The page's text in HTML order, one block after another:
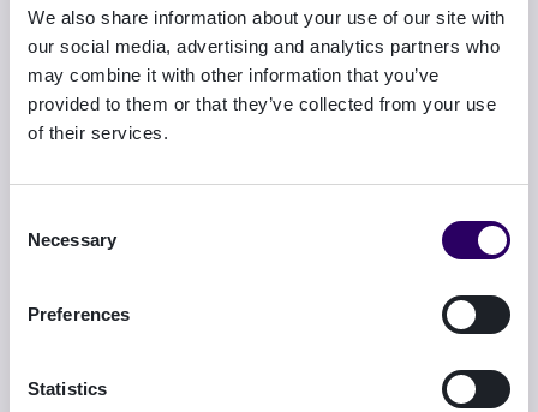
We also share information about your use of our site with
our social media, advertising and analytics partners who
may combine it with other information that you’ve
provided to them or that they’ve collected from your use
of their services.
Selection
Necessary
Preferences
Statistics
Signicat Mint
Suunnittele, rakenna ja ota nopeasti käyttöön
KYC/KYB-prosesseja no-code-visuaalieditorilla.